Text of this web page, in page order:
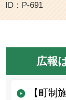
ID：P-691
広報
【町制